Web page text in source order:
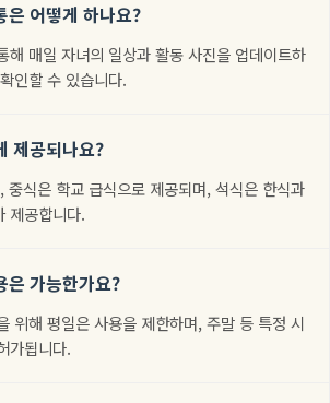
은 어떻게 하나요?
해 매일 자녀의 일상과 활동 사진을 업데이트하
인할 수 있습니다.
제공되나요?
중식은 학교 급식으로 제공되며, 석식은 한식과
제공합니다.
은 가능한가요?
위해 평일은 사용을 제한하며, 주말 등 특정 시
가됩니다.